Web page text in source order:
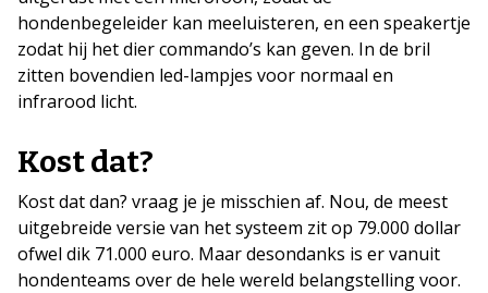
hondenbegeleider kan meeluisteren, en een speakertje
zodat hij het dier commando’s kan geven. In de bril
zitten bovendien led-lampjes voor normaal en
infrarood licht.
Kost dat?
Kost dat dan? vraag je je misschien af. Nou, de meest
uitgebreide versie van het systeem zit op 79.000 dollar
ofwel dik 71.000 euro. Maar desondanks is er vanuit
hondenteams over de hele wereld belangstelling voor.